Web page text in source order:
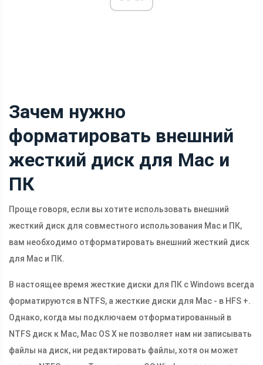
Зачем нужно
форматировать внешний
жесткий диск для Mac и
ПК
Проще говоря, если вы хотите использовать внешний
жесткий диск для совместного использования Mac и ПК,
вам необходимо отформатировать внешний жесткий диск
для Mac и ПК.
В настоящее время жесткие диски для ПК с Windows всегда
форматируются в NTFS, а жесткие диски для Mac - в HFS +.
Однако, когда мы подключаем отформатированный в
NTFS диск к Mac, Mac OS X не позволяет нам ни записывать
файлы на диск, ни редактировать файлы, хотя он может